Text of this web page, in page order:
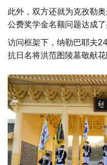
此外，双方还就为克孜勒
公费奖学金名额问题达成了
访问框架下，纳勒巴耶夫
抗日名将洪范图陵墓敬献花